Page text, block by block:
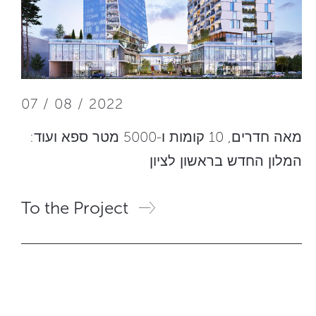
07 / 08 / 2022
מאה חדרים, 10 קומות ו-5000 מטר ספא ועוד:
המלון החדש בראשון לציון
To the Project